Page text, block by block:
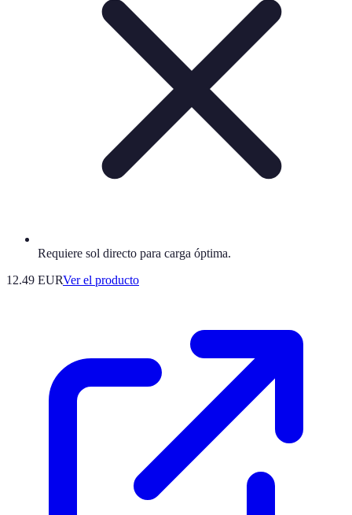
Requiere sol directo para carga óptima.
12.49 EURVer el producto